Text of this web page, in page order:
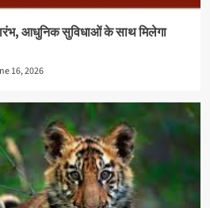
आधुनिक सुविधाओं के साथ मिलेगा
16, 2026